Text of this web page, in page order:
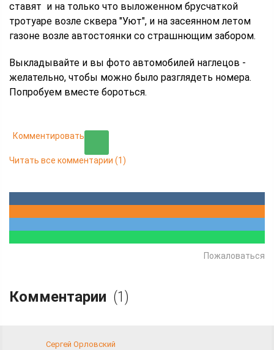
ставят и на только что выложенном брусчаткой
тротуаре возле сквера "Уют", и на засеянном летом
газоне возле автостоянки со страшнющим забором.
Выкладывайте и вы фото автомобилей наглецов -
желательно, чтобы можно было разглядеть номера.
Попробуем вместе бороться.
Комментировать
Читать все комментарии (1)
Пожаловаться
Комментарии (1)
Сергей Орловский